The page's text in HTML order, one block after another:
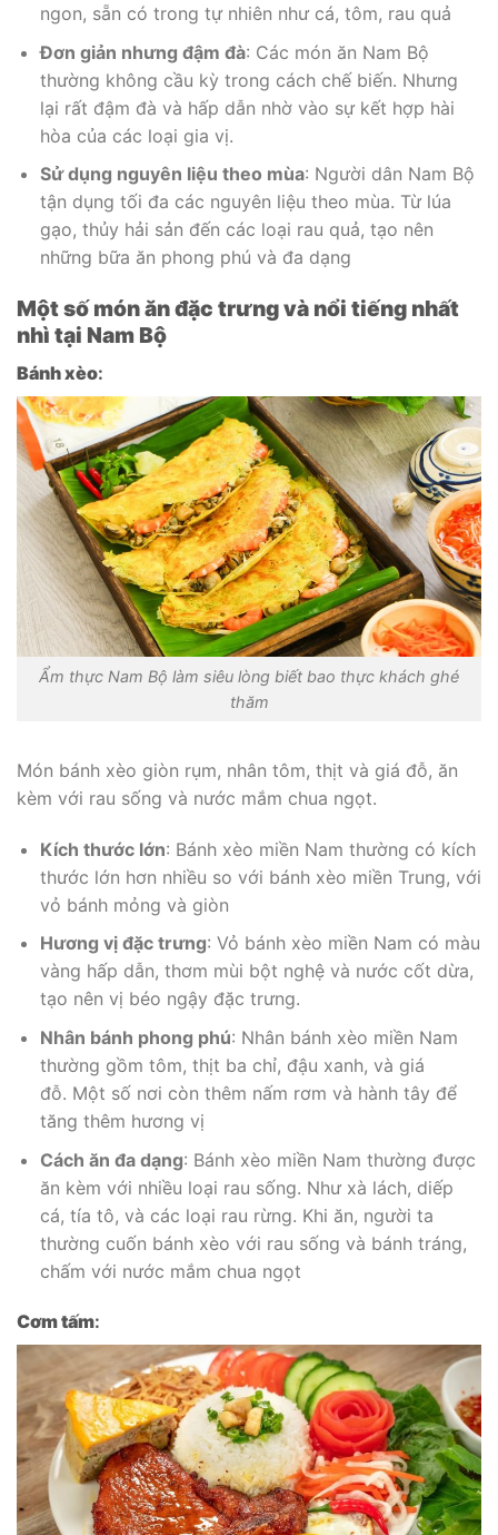
ngon, sẵn có trong tự nhiên như cá, tôm, rau quả
Đơn giản nhưng đậm đà: Các món ăn Nam Bộ
thường không cầu kỳ trong cách chế biến. Nhưng
lại rất đậm đà và hấp dẫn nhờ vào sự kết hợp hài
hòa của các loại gia vị.
Sử dụng nguyên liệu theo mùa: Người dân Nam Bộ
tận dụng tối đa các nguyên liệu theo mùa. Từ lúa
gạo, thủy hải sản đến các loại rau quả, tạo nên
những bữa ăn phong phú và đa dạng
Một số món ăn đặc trưng và nổi tiếng nhất
nhì tại Nam Bộ
Bánh xèo:
Ẩm thực Nam Bộ làm siêu lòng biết bao thực khách ghé
thăm
Món bánh xèo giòn rụm, nhân tôm, thịt và giá đỗ, ăn
kèm với rau sống và nước mắm chua ngọt.
Kích thước lớn: Bánh xèo miền Nam thường có kích
thước lớn hơn nhiều so với bánh xèo miền Trung, với
vỏ bánh mỏng và giòn
Hương vị đặc trưng: Vỏ bánh xèo miền Nam có màu
vàng hấp dẫn, thơm mùi bột nghệ và nước cốt dừa,
tạo nên vị béo ngậy đặc trưng.
Nhân bánh phong phú: Nhân bánh xèo miền Nam
thường gồm tôm, thịt ba chỉ, đậu xanh, và giá
đỗ. Một số nơi còn thêm nấm rơm và hành tây để
tăng thêm hương vị
Cách ăn đa dạng: Bánh xèo miền Nam thường được
ăn kèm với nhiều loại rau sống. Như xà lách, diếp
cá, tía tô, và các loại rau rừng. Khi ăn, người ta
thường cuốn bánh xèo với rau sống và bánh tráng,
chấm với nước mắm chua ngọt
Cơm tấm: